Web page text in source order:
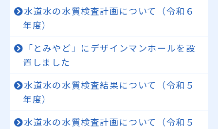
水道水の水質検査計画について（令和６
年度）
「とみやど」にデザインマンホールを設
置しました
水道水の水質検査結果について（令和５
年度）
水道水の水質検査計画について（令和５